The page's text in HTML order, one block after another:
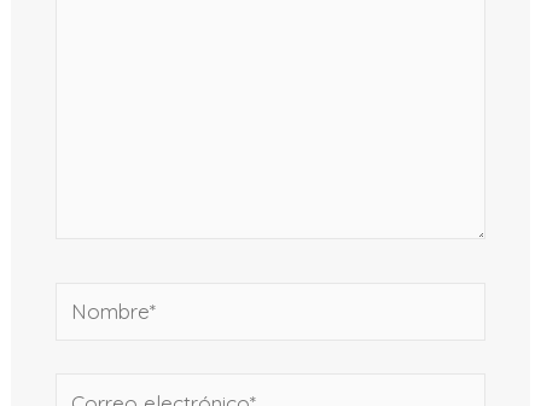
Nombre*
Correo